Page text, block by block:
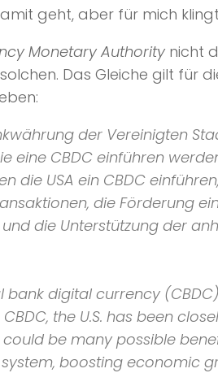
geht, aber für mich
Monetary Authority nicht
Das Gleiche gilt für
der Vereinigten
eine CBDC einführen
die USA ein CBDC
die Förderung
die Unterstützung der
bank digital currency
the U.S. has been
could be many possible
boosting economic